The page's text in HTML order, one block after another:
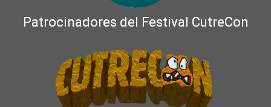
Patrocinadores del Festival CutreCon